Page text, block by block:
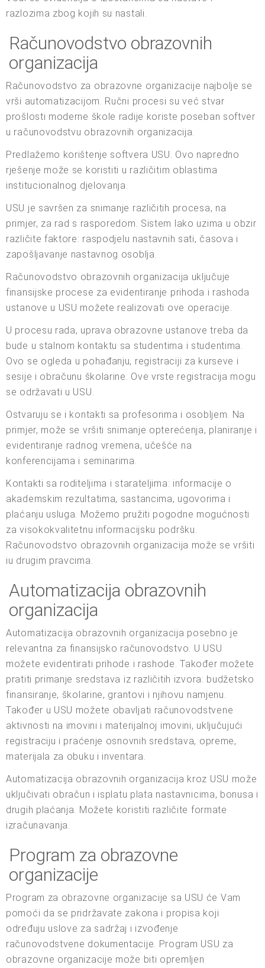
razlozima zbog kojih su nastali.
Računovodstvo obrazovnih
organizacija
Računovodstvo za obrazovne organizacije najbolje se
vrši automatizacijom. Ručni procesi su već stvar
prošlosti moderne škole radije koriste poseban softver
u računovodstvu obrazovnih organizacija.
Predlažemo korištenje softvera USU. Ovo napredno
rješenje može se koristiti u različitim oblastima
institucionalnog djelovanja.
USU je savršen za snimanje različitih procesa, na
primjer, za rad s rasporedom. Sistem lako uzima u obzir
različite faktore: raspodjelu nastavnih sati, časova i
zapošljavanje nastavnog osoblja.
Računovodstvo obrazovnih organizacija uključuje
finansijske procese za evidentiranje prihoda i rashoda
ustanove u USU možete realizovati ove operacije.
U procesu rada, uprava obrazovne ustanove treba da
bude u stalnom kontaktu sa studentima i studentima.
Ovo se ogleda u pohađanju, registraciji za kurseve i
sesije i obračunu školarine. Ove vrste registracija mogu
se održavati u USU.
Ostvaruju se i kontakti sa profesorima i osobljem. Na
primjer, može se vršiti snimanje opterećenja, planiranje i
evidentiranje radnog vremena, učešće na
konferencijama i seminarima.
Kontakti sa roditeljima i starateljima: informacije o
akademskim rezultatima, sastancima, ugovorima i
plaćanju usluga. Možemo pružiti pogodne mogućnosti
za visokokvalitetnu informacijsku podršku.
Računovodstvo obrazovnih organizacija može se vršiti
iu drugim pravcima.
Automatizacija obrazovnih
organizacija
Automatizacija obrazovnih organizacija posebno je
relevantna za finansijsko računovodstvo. U USU
možete evidentirati prihode i rashode. Također možete
pratiti primanje sredstava iz različitih izvora: budžetsko
finansiranje, školarine, grantovi i njihovu namjenu.
Također u USU možete obavljati računovodstvene
aktivnosti na imovini i materijalnoj imovini, uključujući
registraciju i praćenje osnovnih sredstava, opreme,
materijala za obuku i inventara.
Automatizacija obrazovnih organizacija kroz USU može
uključivati obračun i isplatu plata nastavnicima, bonusa i
drugih plaćanja. Možete koristiti različite formate
izračunavanja.
Program za obrazovne
organizacije
Program za obrazovne organizacije sa USU će Vam
pomoći da se pridržavate zakona i propisa koji
određuju uslove za sadržaj i izvođenje
računovodstvene dokumentacije. Program USU za
obrazovne organizacije može biti opremljen